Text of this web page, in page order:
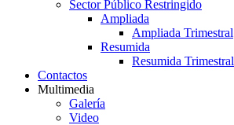
Sector Público Restringido
Ampliada
Ampliada Trimestral
Resumida
Resumida Trimestral
Contactos
Multimedia
Galería
Video